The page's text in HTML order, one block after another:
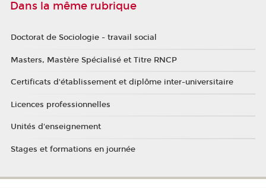
Dans la même rubrique
Doctorat de Sociologie - travail social
Masters, Mastère Spécialisé et Titre RNCP
Certificats d'établissement et diplôme inter-universitaire
Licences professionnelles
Unités d'enseignement
Stages et formations en journée